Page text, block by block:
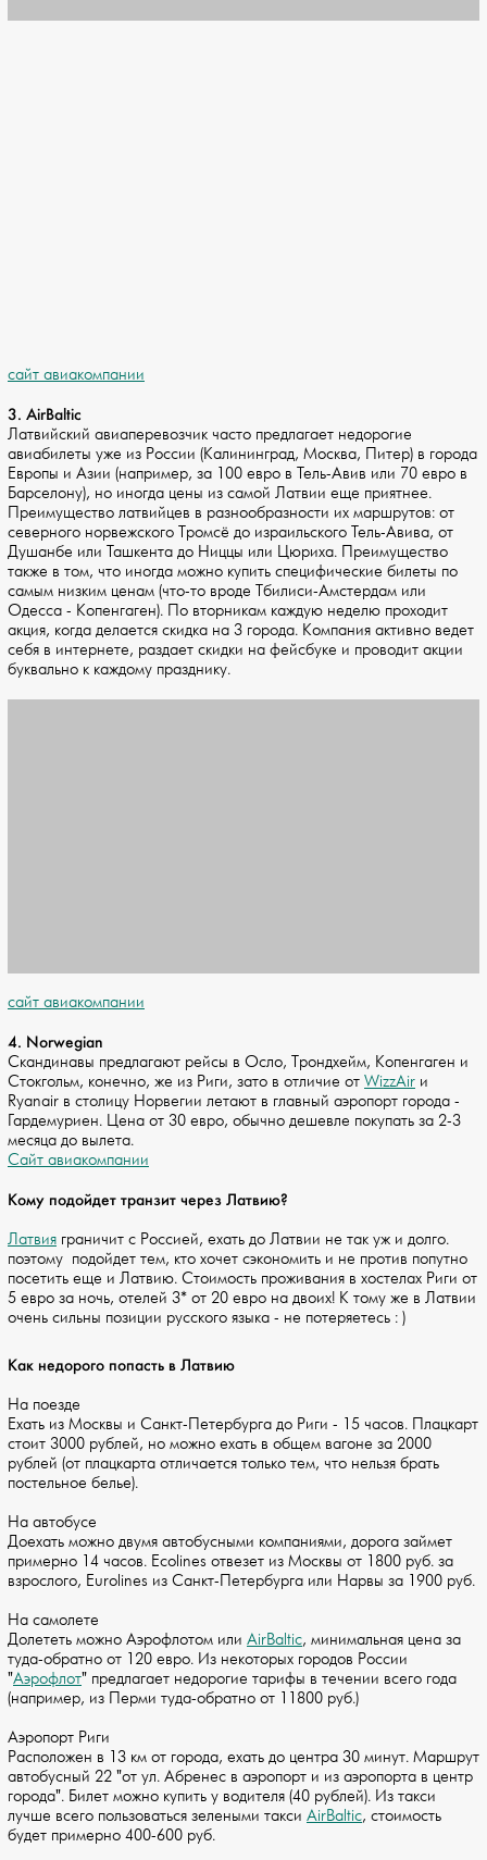
сайт авиакомпании
3. AirBaltic
Латвийский авиаперевозчик часто предлагает недорогие
авиабилеты уже из России (Калининград, Москва, Питер) в города
Европы и Азии (например, за 100 евро в Тель-Авив или 70 евро в
Барселону), но иногда цены из самой Латвии еще приятнее.
Преимущество латвийцев в разнообразности их маршрутов: от
северного норвежского Тромсё до израильского Тель-Авива, от
Душанбе или Ташкента до Ниццы или Цюриха. Преимущество
также в том, что иногда можно купить специфические билеты по
самым низким ценам (что-то вроде Тбилиси-Амстердам или
Одесса - Копенгаген). По вторникам каждую неделю проходит
акция, когда делается скидка на 3 города. Компания активно ведет
себя в интернете, раздает скидки на фейсбуке и проводит акции
буквально к каждому празднику.
сайт авиакомпании
4. Norwegian
Скандинавы предлагают рейсы в Осло, Трондхейм, Копенгаген и
Стокгол­ьм, конечно, же из Риги, зато в отличие от WizzAir и
Ryanair в столицу Норвегии летают в главный аэропорт города -
Гардемуриен. Цена от 30 евро, обычно дешевле покупать за 2-3
месяца до вылета.
Сайт авиакомпании
Кому подойдет транзит через Латвию?
Латвия граничит с Россией, ехать до Латвии не так уж и долго.
поэтому подойдет тем, кто хочет сэкономить и не против попутно
посетить еще и Латвию. Стоимость проживания в хостелах Риги от
5 евро за ночь, отелей 3* от 20 евро на двоих! К тому же в Латвии
очень сильны позиции русского языка - не потеряетесь : )
Как недорого попасть в Латвию
На поезде
Ехать из Москвы и Санкт-Петербурга до Риги - 15 часов. Плацкарт
стоит 3000 рублей, но можно ехать в общем вагоне за 2000
рублей (от плацкарта отличается только тем, что нельзя брать
постельное белье).
На автобусе
Доехать можно двумя автобусными компаниями, дорога займет
примерно 14 часов. Ecolines отвезет из Москвы от 1800 руб. за
взрослого, Eurolines из Санкт-Петербурга или Нарвы за 1900 руб.
На самолете
Долететь можно Аэрофлотом или AirBaltic, минимальная цена за
туда-обратно от 120 евро. Из некоторых городов России
"Аэрофлот" предлагает недорогие тарифы в течении всего года
(например, из Перми туда-обратно от 11800 руб.)
Аэропорт Риги
Расположен в 13 км от города, ехать до центра 30 минут. Маршрут
автобусный 22 "от ул. Абренес в аэропорт и из аэропорта в центр
города". Билет можно купить у водителя (40 рублей). Из такси
лучше всего пользоваться зелеными такси AirBaltic, стоимость
будет примерно 400-600 руб.